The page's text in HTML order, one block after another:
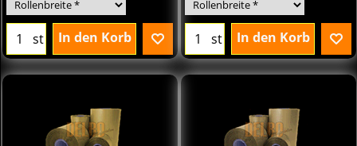
st In den Korb st In den Korb